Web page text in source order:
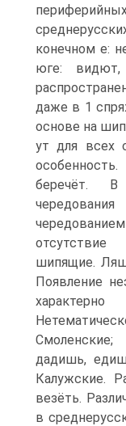
конечном е:
юге:
даже в 1
основе на
ут для всех
беречёт. В
шипящие.
Появление
дадишь,
Калужские.
везёть.
в